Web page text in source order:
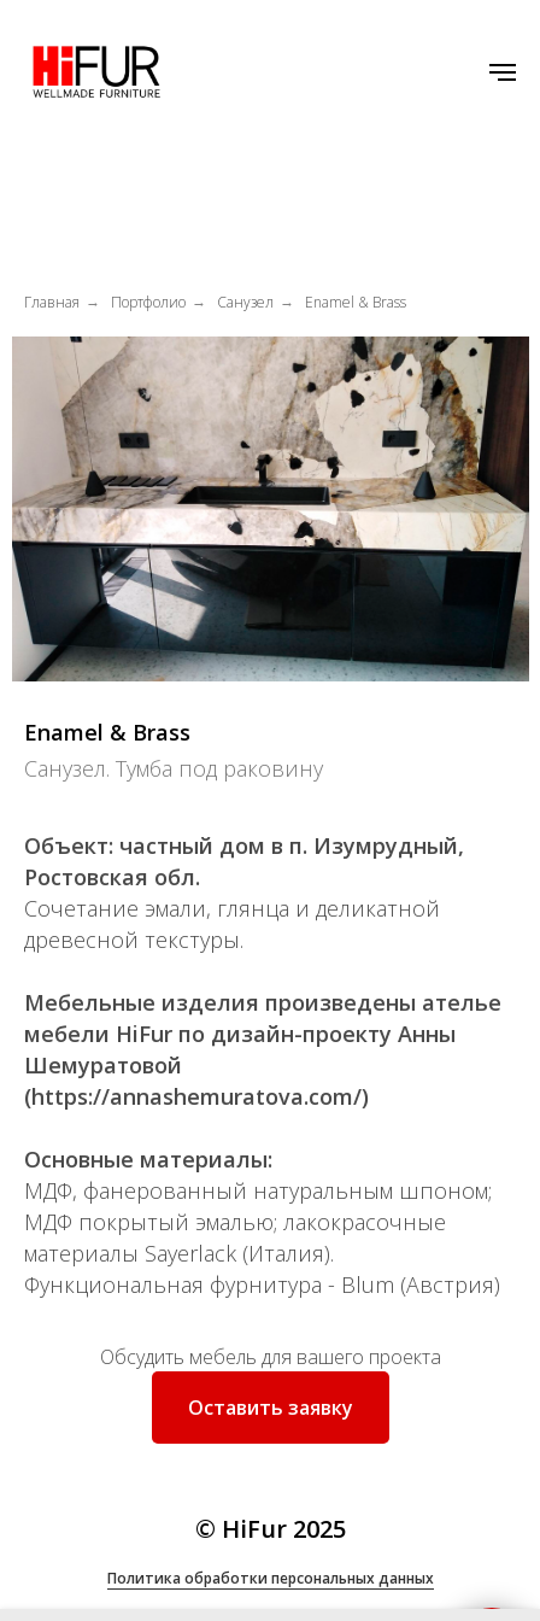
Главная → Портфолио → Санузел → Enamel & Brass
Enamel & Brass
Санузел. Тумба под раковину
Объект: частный дом в п. Изумрудный,
Ростовская обл.
Сочетание эмали, глянца и деликатной
древесной текстуры.
Мебельные изделия произведены ателье
мебели HiFur по дизайн-проекту Анны
Шемуратовой
(https://annashemuratova.com/)
Основные материалы:
МДФ, фанерованный натуральным шпоном;
МДФ покрытый эмалью; лакокрасочные
материалы Sayerlack (Италия).
Функциональная фурнитура - Blum (Австрия)
Обсудить мебель для вашего проекта
Оставить заявку
© HiFur 2025
Политика обработки персональных данных